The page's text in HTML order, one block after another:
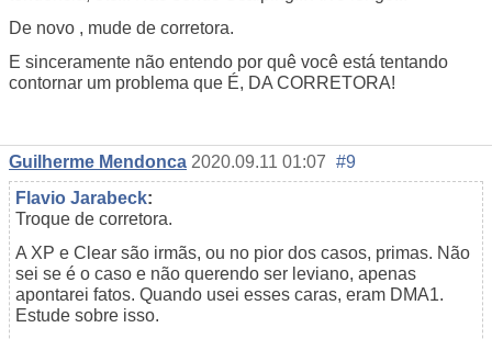
De novo , mude de corretora.
E sinceramente não entendo por quê você está tentando
contornar um problema que É, DA CORRETORA!
Guilherme Mendonca 2020.09.11 01:07 #9
Flavio Jarabeck:
Troque de corretora.
A XP e Clear são irmãs, ou no pior dos casos, primas. Não
sei se é o caso e não querendo ser leviano, apenas
apontarei fatos. Quando usei esses caras, eram DMA1.
Estude sobre isso.